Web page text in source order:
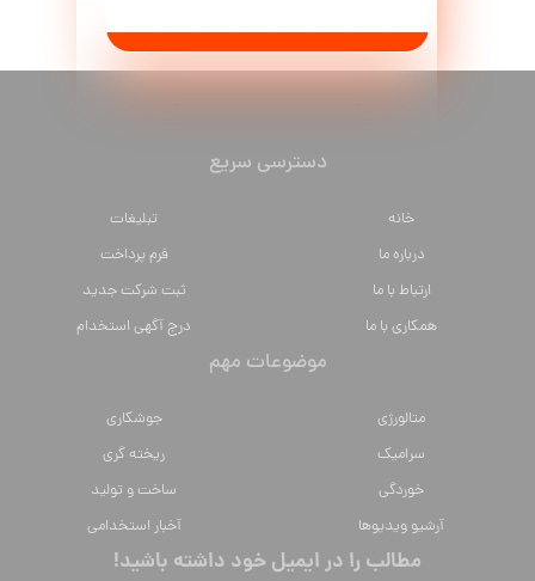
دسترسی سریع
خانه
تبلیغات
درباره ما
فرم پرداخت
ارتباط با ما
ثبت شرکت جدید
همکاری با ما
درج آگهی استخدام
موضوعات مهم
متالورژي
جوشکاری
سراميك
ریخته گری
خوردگی
ساخت و تولید
آرشیو ویدیوها
آخبار استخدامی
مطالب را در ایمیل خود داشته باشید!